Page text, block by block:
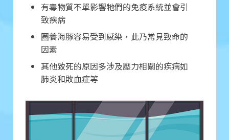
有毒物質不單影響牠們的免疫系統並會引
致疾病
圈養海豚容易受到感染，此乃常見致命的
因素
其他致死的原因多涉及壓力相關的疾病如
肺炎和敗血症等